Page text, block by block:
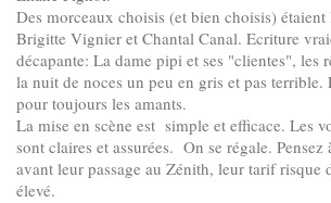
Des morceaux choisis (et bien choisis) étaient
Brigitte Vignier et Chantal Canal. Ecriture
décapante: La dame pipi et ses "clientes", les
la nuit de noces un peu en gris et pas terrible.
pour toujours les amants.
La mise en scène est simple et efficace. Les
sont claires et assurées. On se régale.
avant leur passage au Zénith, leur tarif risque
élevé.